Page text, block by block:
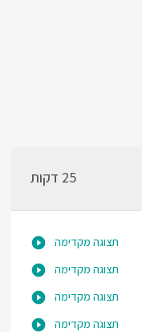
25 דקות
תצוגה מקדימה
תצוגה מקדימה
תצוגה מקדימה
תצוגה מקדימה